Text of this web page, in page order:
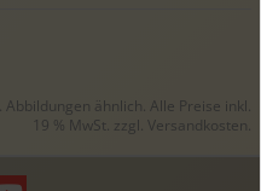
ähnlich. Alle Preise inkl.
19 % MwSt. zzgl. Versandkosten.